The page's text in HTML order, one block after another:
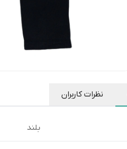
نظرات کاربران
بلند